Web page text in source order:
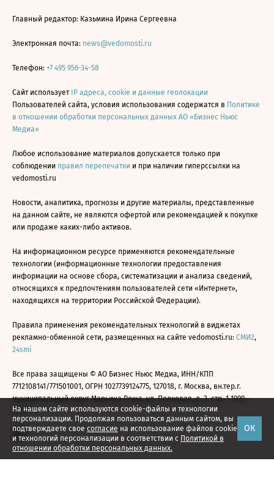
На нашем сайте используются cookie-файлы и технологии
персонализации. Продолжая пользоваться данным сайтом, вы
подтверждаете свое согласие на использование файлов cookie
и технологий персонализации в соответствии с Политикой в
отношении обработки персональных данных.
ОК
Главный редактор: Казьмина Ирина Сергеевна
Электронная почта: news@vedomosti.ru
Телефон: +7 495 956-34-58
Сайт использует IP адреса, cookie и данные геолокации
Пользователей сайта, условия использования содержатся в Политике
в отношении обработки персональных данных АО «Бизнес Ньюс
Медиа»
Любое использование материалов допускается только при
соблюдении правил перепечатки и при наличии гиперссылки на
vedomosti.ru
Новости, аналитика, прогнозы и другие материалы, представленные
на данном сайте, не являются офертой или рекомендацией к покупке
или продаже каких-либо активов.
На информационном ресурсе применяются рекомендательные
технологии (информационные технологии предоставления
информации на основе сбора, систематизации и анализа сведений,
относящихся к предпочтениям пользователей сети «Интернет»,
находящихся на территории Российской Федерации).
Правила применения рекомендательных технологий в виджетах
рекламно-обменной сети, размещенных на сайте vedomosti.ru: СМИ2,
24smi
Все права защищены © АО Бизнес Ньюс Медиа, ИНН/КПП
7712108141/771501001, ОГРН 1027739124775, 127018, г. Москва, вн.тер.г.
муниципальный округ Марьина Роща, ул. Полковая, д. 3, стр. 1 1999—
2026